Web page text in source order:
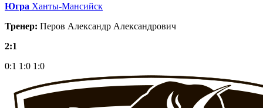
Югра Ханты-Мансийск
Тренер: Перов Александр Александрович
2:1
0:1 1:0 1:0